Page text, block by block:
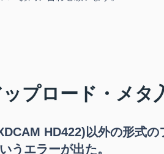
プロード・メタ
HD422)以外の形式の
うエラーが出た。